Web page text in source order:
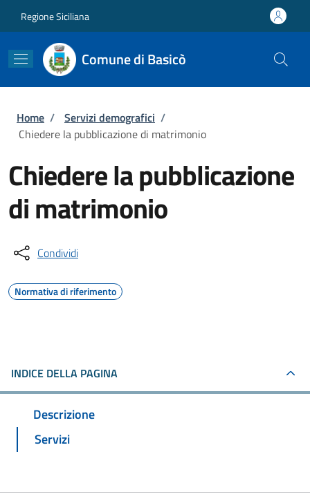
Regione Siciliana
Comune di Basicò
Briciole di pane
Home / Servizi demografici /
Chiedere la pubblicazione di matrimonio
Chiedere la pubblicazione
di matrimonio
Condividi
Normativa di riferimento
INDICE DELLA PAGINA
Descrizione
Servizi